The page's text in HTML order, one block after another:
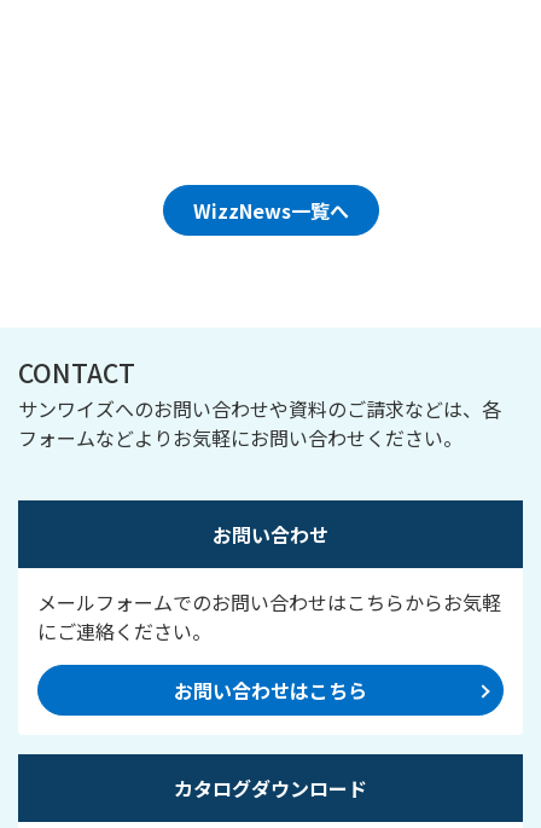
WizzNews一覧へ
CONTACT
サンワイズへのお問い合わせや資料のご請求などは、各
フォームなどよりお気軽にお問い合わせください。
お問い合わせ
メールフォームでのお問い合わせはこちらからお気軽
にご連絡ください。
お問い合わせはこちら
カタログダウンロード